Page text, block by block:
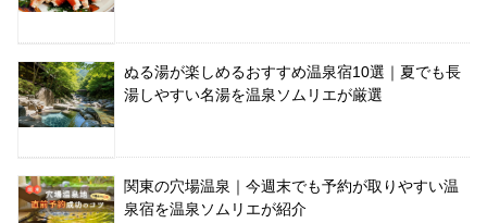
ぬる湯が楽しめるおすすめ温泉宿10選｜夏でも長
湯しやすい名湯を温泉ソムリエが厳選
関東の穴場温泉｜今週末でも予約が取りやすい温
泉宿を温泉ソムリエが紹介